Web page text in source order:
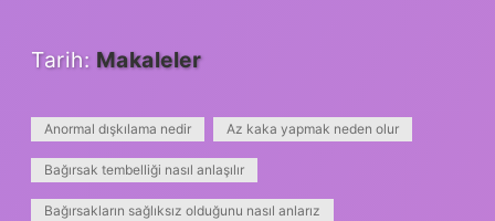
Tarih: Makaleler
Anormal dışkılama nedir Az kaka yapmak neden olur
Bağırsak tembelliği nasıl anlaşılır
Bağırsakların sağlıksız olduğunu nasıl anlarız